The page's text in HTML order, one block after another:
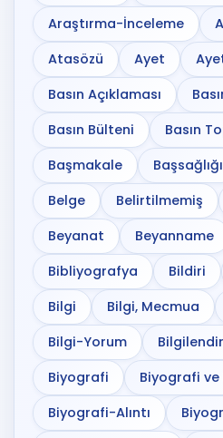
Araştırma-İnceleme
Atasözü
Ayet
Basın Açıklaması
Basın Bülteni
Basın
Başmakale
Başsağlığı
Belge
Belirtilmemiş
Beyanat
Beyanname
Bibliyografya
Bildiri
Bilgi
Bilgi, Mecmua
Bilgi-Yorum
Biyografi
Biyografi ve
Biyografi-Alıntı